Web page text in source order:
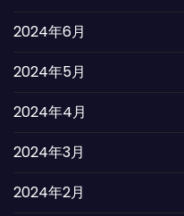
2024年6月
2024年5月
2024年4月
2024年3月
2024年2月